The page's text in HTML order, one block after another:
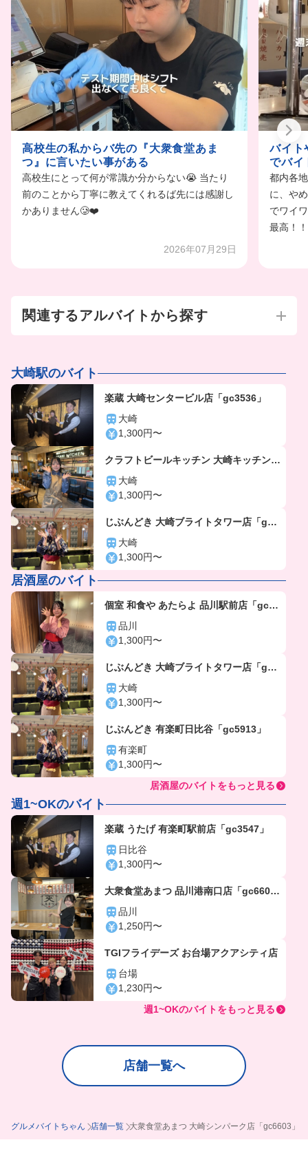
高校生の私からバ先の『大衆食堂あま
つ』に言いたい事がある
高校生にとって何が常識か分からない😭 当たり
前のことから丁寧に教えてくれるば先には感謝し
かありません🥲❤️
2026年07月29日
バイト
でバイ
都内各
に、や
でワイ
最高！！
関連するアルバイトから探す
大崎駅のバイト
楽蔵 大崎センタービル店「gc3536」
大崎
1,300円〜
クラフトビールキッチン 大崎キッチン
「gc5802」
大崎
1,300円〜
じぶんどき 大崎ブライトタワー店「gc5
912」
大崎
1,300円〜
居酒屋のバイト
個室 和食や あたらよ 品川駅前店「gc30
52」品川
1,300円〜
じぶんどき 大崎ブライトタワー店「gc5
912」
大崎
1,300円〜
じぶんどき 有楽町日比谷「gc5913」
有楽町
1,300円〜
居酒屋のバイトをもっと見る
週1~OKのバイト
楽蔵 うたげ 有楽町駅前店「gc3547」
日比谷
1,300円〜
大衆食堂あまつ 品川港南口店「gc660
4」品川
1,250円〜
TGIフライデーズ お台場アクアシティ店
台場
1,230円〜
週1~OKのバイトをもっと見る
店舗一覧へ
グルメバイトちゃん 店舗一覧 大衆食堂あまつ 大崎シンパーク店「gc6603」